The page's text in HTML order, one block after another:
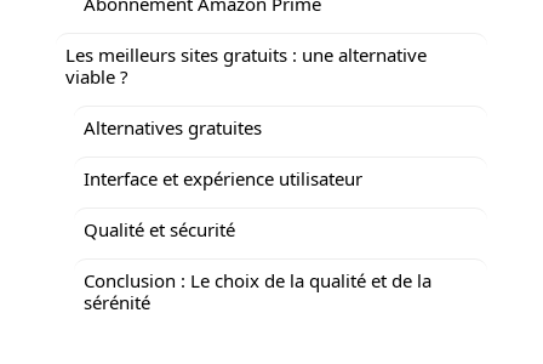
Les meilleurs sites gratuits : une alternative
viable ?
Alternatives gratuites
Interface et expérience utilisateur
Qualité et sécurité
Conclusion : Le choix de la qualité et de la
sérénité